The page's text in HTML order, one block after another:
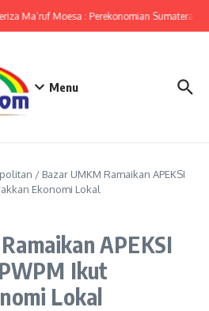
Ma’ruf Moesa : Perekonomian Sumatera
Menu
/ Bazar UMKM Ramaikan APEKSI
Ekonomi Lokal
APEKSI
Ikut
Lokal